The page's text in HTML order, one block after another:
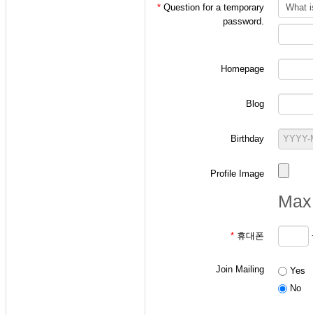
가입 절차를 밟아
확률과 랜덤변수
ID 작성 요령: "p+
ex) 본인의 학번
- 통신이론 수강생
ID 작성 요령: "a+
ex) 본인의 학번
- 디지털통신 수강
ID 작성 요령: "d+
* Question for a temporary
password.
Homepage
Blog
Birthday
Profile Image
* 휴대폰
Join Mailing
Yes
No